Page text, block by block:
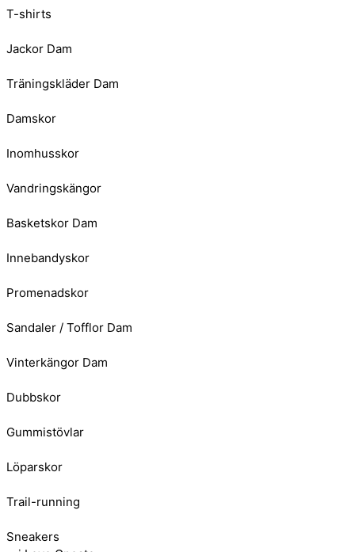
T-shirts
Jackor Dam
Träningskläder Dam
Damskor
Inomhusskor
Vandringskängor
Basketskor Dam
Innebandyskor
Promenadskor
Sandaler / Tofflor Dam
Vinterkängor Dam
Dubbskor
Gummistövlar
Löparskor
Trail-running
Sneakers